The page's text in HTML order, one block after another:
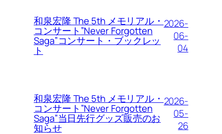
和泉宏隆 The 5th メモリアル・
コンサート”Never Forgotten
Saga”コンサート・ブックレッ
ト
2026-
06-
04
和泉宏隆 The 5th メモリアル・
コンサート”Never Forgotten
Saga”当日先行グッズ販売のお
知らせ
2026-
05-
26